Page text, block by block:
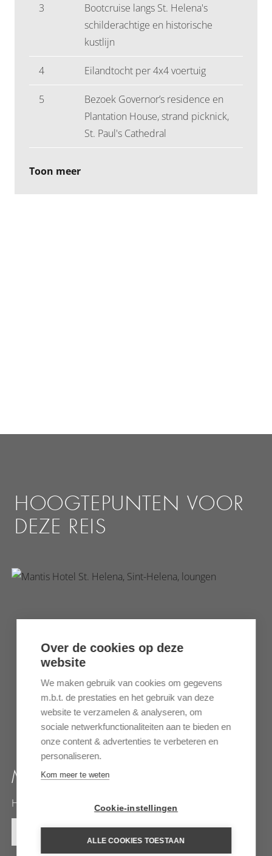
3
Bootcruise langs St. Helena's
schilderachtige en historische
kustlijn
4 Eilandtocht per 4x4 voertuig
5
Bezoek Governor’s residence en
Plantation House, strand picknick,
St. Paul's Cathedral
Toon meer
HOOGTEPUNTEN VOOR
DEZE REIS
MANTIS HOTEL ST. HELENA
Historisch juweel omgeven door natuurlijke schoonheid
Over de cookies op deze
website
We maken gebruik van cookies om gegevens
m.b.t. de prestaties en het gebruik van deze
website te verzamelen & analyseren, om
sociale netwerkfunctionaliteiten aan te bieden en
onze content & advertenties te verbeteren en
personaliseren.
Kom meer te weten
Cookie-instellingen
ALLE COOKIES TOESTAAN